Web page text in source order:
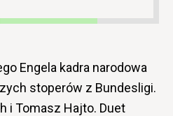
Engela kadra narodowa
stoperów z Bundesligi.
i Tomasz Hajto. Duet